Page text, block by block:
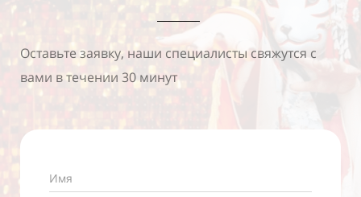
Оставьте заявку, наши специалисты свяжутся с
вами в течении 30 минут
Имя